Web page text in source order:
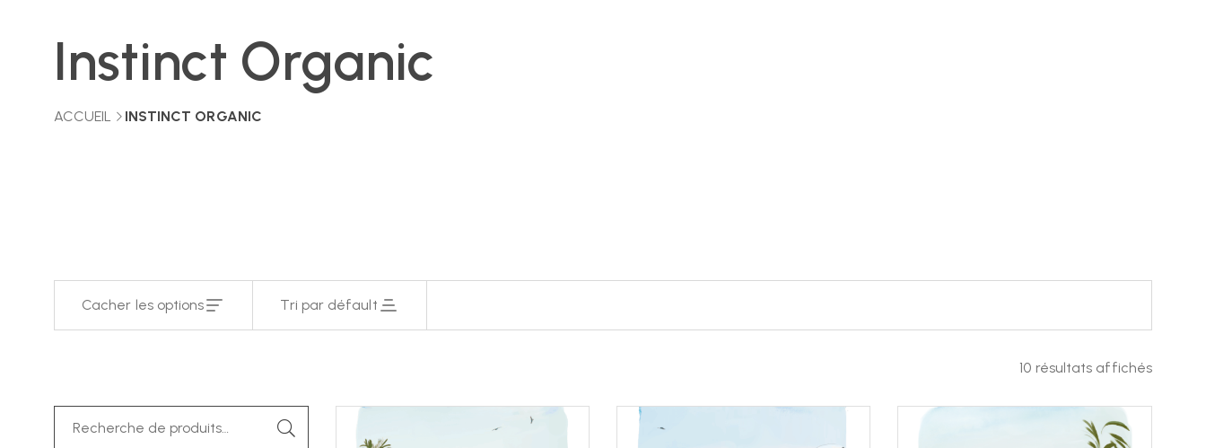
Instinct Organic
ACCUEIL INSTINCT ORGANIC
Cacher les options Tri par défault
10 résultats affichés